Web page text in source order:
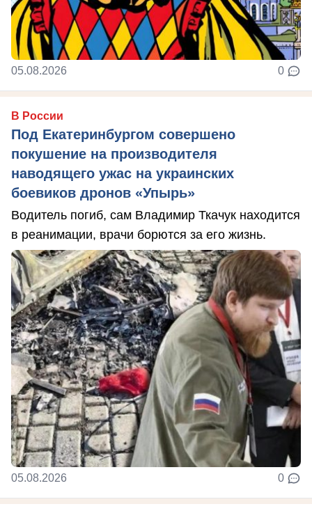
05.08.2026 0
В России
Под Екатеринбургом совершено
покушение на производителя
наводящего ужас на украинских
боевиков дронов «Упырь»
Водитель погиб, сам Владимир Ткачук находится
в реанимации, врачи борются за его жизнь.
05.08.2026 0